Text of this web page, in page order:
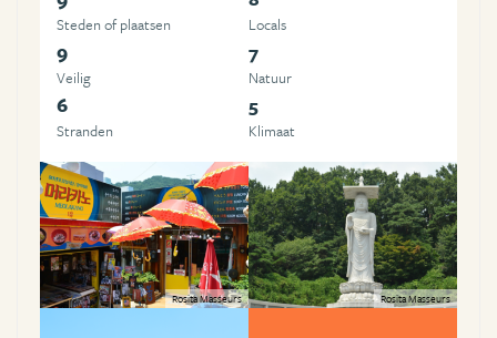
Steden of plaatsen Locals
9
Veilig
7
Natuur
6
Stranden
5
Klimaat
Rosita Masseurs Rosita Masseurs